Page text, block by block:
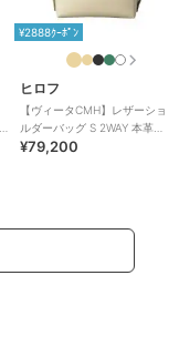
¥2888ｸｰﾎﾟﾝ
ヒロフ
【ヴィータCMH】レザーショ
ルダーバッグ S 2WAY 本革
（商品番号：P25－35530）
¥79,200